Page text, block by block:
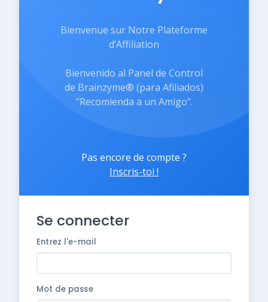
Bienvenue sur Notre Plateforme
d’Affiliation
Bienvenido al Panel de Control
de Brainzyme® (para Afiliados)
"Recomienda a un Amigo".
Pas encore de compte ?
Inscris-toi !
Se connecter
Entrez l'e-mail
Mot de passe